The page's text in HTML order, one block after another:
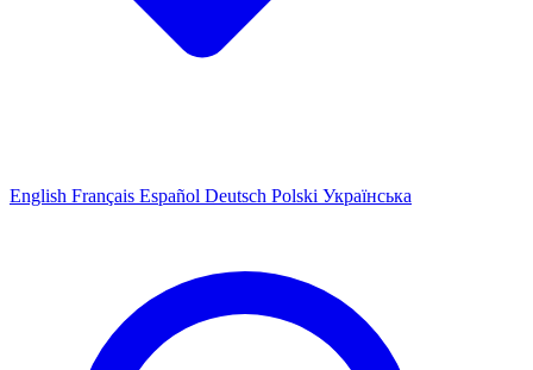
English Français Español Deutsch Polski Українська